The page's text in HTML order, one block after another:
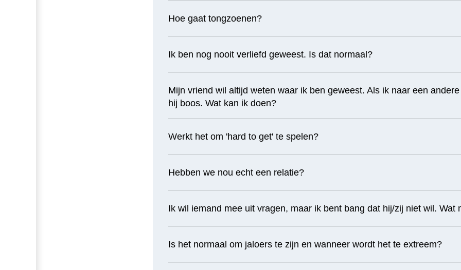
Hoe gaat tongzoenen?
Ik ben nog nooit verliefd geweest. Is dat normaal?
Mijn vriend wil altijd weten waar ik ben geweest. Als ik naar een
hij boos. Wat kan ik doen?
Werkt het om 'hard to get' te spelen?
Hebben we nou echt een relatie?
Ik wil iemand mee uit vragen, maar ik bent bang dat hij/zij niet wil. Wat
Is het normaal om jaloers te zijn en wanneer wordt het te extreem?